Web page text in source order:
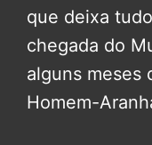
que deixa
chegada do
alguns meses
Homem-